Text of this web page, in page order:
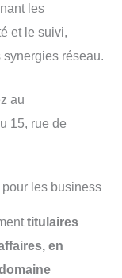
les
et le suivi,
réseau.
au
15, rue de
pour les business
titulaires
en